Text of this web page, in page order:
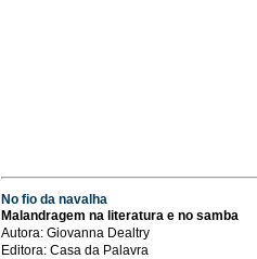
No fio da navalha
Malandragem na literatura e no samba
Autora: Giovanna Dealtry
Editora: Casa da Palavra